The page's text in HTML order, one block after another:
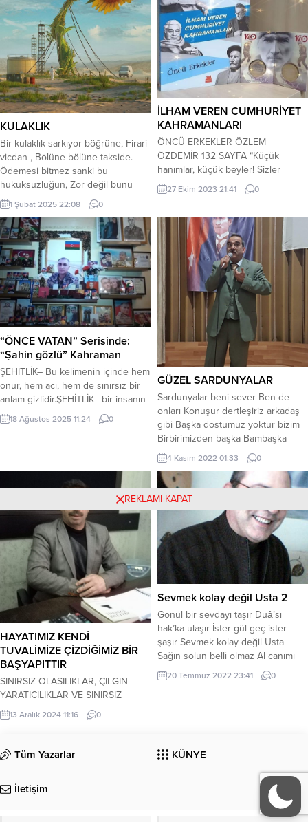
KULAKLIK
Bir kulaklık sarkıyor böğrüne, Firari
vicdan , Bölüne bölüne takside.
Ödemesi bitmez sanki bu
hukuksuzluğun, Zor değil bunu
anlamak; Lakin steteskop bozuk
düzen. Eziliyor böcek ayak ucuyla,
Çığırtkan acılarıma dilin suskun.
Kalp atmıyor gibi atıyor, Helallik
istiyor gece öldürürken. İlk aktarma
istasyonunda , Aktardığım kadarını
bırakıp sana , İnmeliydim
vagondan....
1 Şubat 2025 22:08 0
İLHAM VEREN CUMHURİYET
KAHRAMANLARI
ÖNCÜ ERKEKLER ÖZLEM
ÖZDEMİR 132 SAYFA “Küçük
hanımlar, küçük beyler! Sizler
hepiniz geleceğin bir gülü, yıldızı,
geleceğin ışığısınız. Memleketi asıl
ne kadar önemli, değerli
olduğunuzu düşünerek ona göre
çalışınız. Sizlerden çok şeyler
bekliyoruz; kızlar, çocuklar!”
Mustafa Kemal ATATÜRK En büyük
bayramımız CUMHURİYET’imizin
100. yılına sayılı günler...
27 Ekim 2023 21:41 0
“ÖNCE VATAN” Serisinde:
“Şahin gözlü” Kahraman
ŞEHİTLİK– Bu kelimenin içinde hem
onur, hem acı, hem de sınırsız bir
anlam gizlidir.ŞEHİTLİK– bir insanın
en derin sevgisinin ve
sorumluluğunun adı, bir milletin
fedakârlık değil, insanın kalbinde
taşıdığı en derin sevgi ve
sorumluluktur.ŞEHİTLİK-bir milletin
yaşama ve var olma hakkının en
güçlü ifadesidir.ŞEHİT...
18 Ağustos 2025 11:24 0
GÜZEL SARDUNYALAR
Sardunyalar beni sever Ben de
onları Konuşur dertleşiriz arkadaş
gibi Başka dostumuz yoktur bizim
Birbirimizden başka Bambaşka
görünür görünürler gözüme…
Bazen boynunu büküp küser
saatlerce Adeta bir insan edasıyla
yönünü döner yapraklarını kapatır o
an Çoğu zaman yapraklarını
severim açıverir sevinçten dört bir
yana Çok severim sardunyaları Her
biri ayrı...
4 Kasım 2022 01:33 0
HAYATIMIZ KENDİ
TUVALİMİZE ÇİZDİĞİMİZ BİR
BAŞYAPITTIR
SINIRSIZ OLASILIKLAR, ÇILGIN
YARATICILIKLAR VE SINIRSIZ
GELİŞME VARKEN NEDEN DONUP
KATILAŞIYORUZ? NEDEN
”Zekanın ölçüsü, değişebilme
yeteneğidir.” der Albert Einstein.
olgudur. İnsan olgunlaşırken, bilgisi,
13 Aralık 2024 11:16 0
Sevmek kolay değil Usta 2
Gönül bir sevdayı taşır Duâ’sı
hak’ka ulaşır İster gül geç ister
şaşır Sevmek kolay değil Usta
Sağın solun belli olmaz Al canımı
dersin almaz Gözlerine yaş mı
dolmaz Sevmek kolay değil Usta
20 Temmuz 2022 23:41 0
Tüm Yazarlar KÜNYE
İletişim
REKLAMI KAPAT